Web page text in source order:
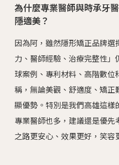
為什麼專業醫師與時承牙
隱適美？
因為阿，雖然隱形矯正品牌選
力、醫師經驗、治療完整性」
球案例、專利材料、高階數位
稱，無論美觀、舒適度、矯正
顯優勢。特別是我們高雄這樣
專業醫師也多，建議還是優先
之路更安心、效果更好，笑容